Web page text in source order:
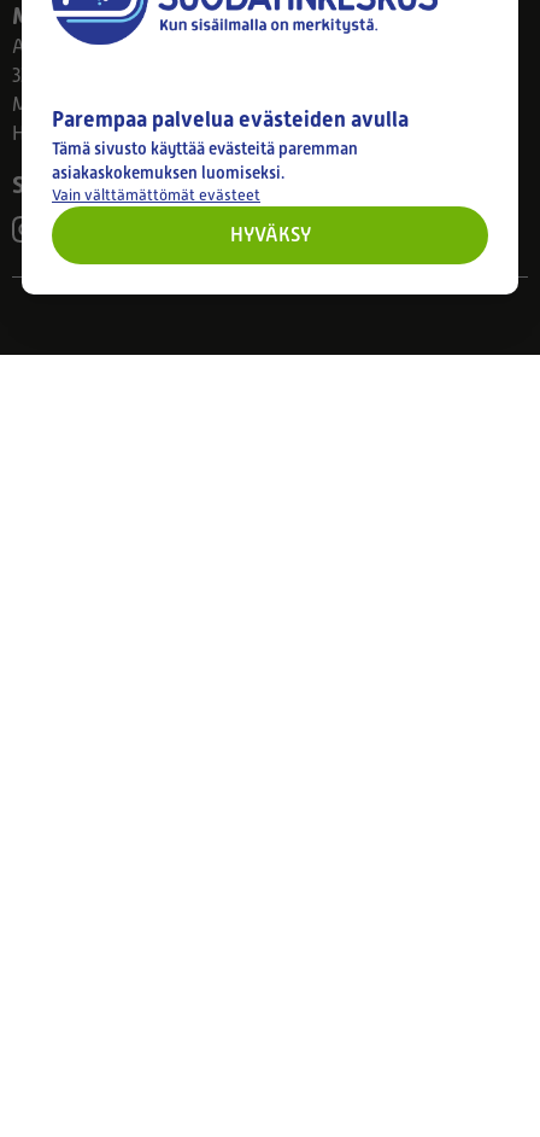
Myymälä
Ahlmanintie 61
33800 Tampere
Ma–Pe 8–17
Huom! Myymälän poikkeusaukiolot: 27.7.-21.8. klo 8-16
Seuraa meitä
Parempaa palvelua evästeiden avulla
Tämä sivusto käyttää evästeitä paremman
asiakaskokemuksen luomiseksi.
Vain välttämättömät evästeet
HYVÄKSY